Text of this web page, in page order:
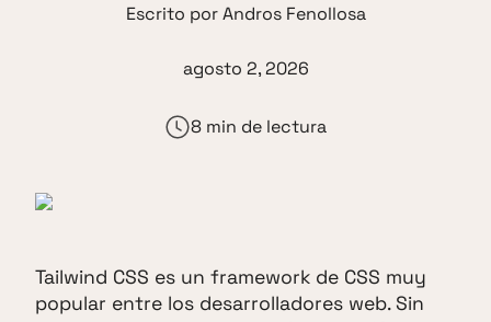
Tailwind CSS es un framework de CSS muy
popular entre los desarrolladores web. Sin
Escrito porAndros Fenollosa
agosto 2, 2026
8 min de lectura